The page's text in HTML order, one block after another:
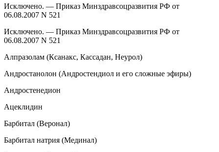
Исключено. — Приказ Минздравсоцразвития РФ от
06.08.2007 N 521
Исключено. — Приказ Минздравсоцразвития РФ от
06.08.2007 N 521
Алпразолам (Ксанакс, Кассадан, Неурол)
Андростанолон (Андростендиол и его сложные эфиры)
Андростенедион
Ацеклидин
Барбитал (Веронал)
Барбитал натрия (Мединал)